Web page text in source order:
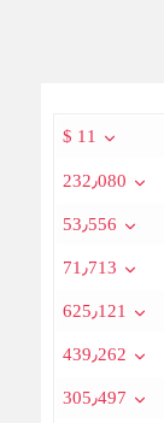
$ 11
232٫080
53٫556
71٫713
625٫121
439٫262
305٫497